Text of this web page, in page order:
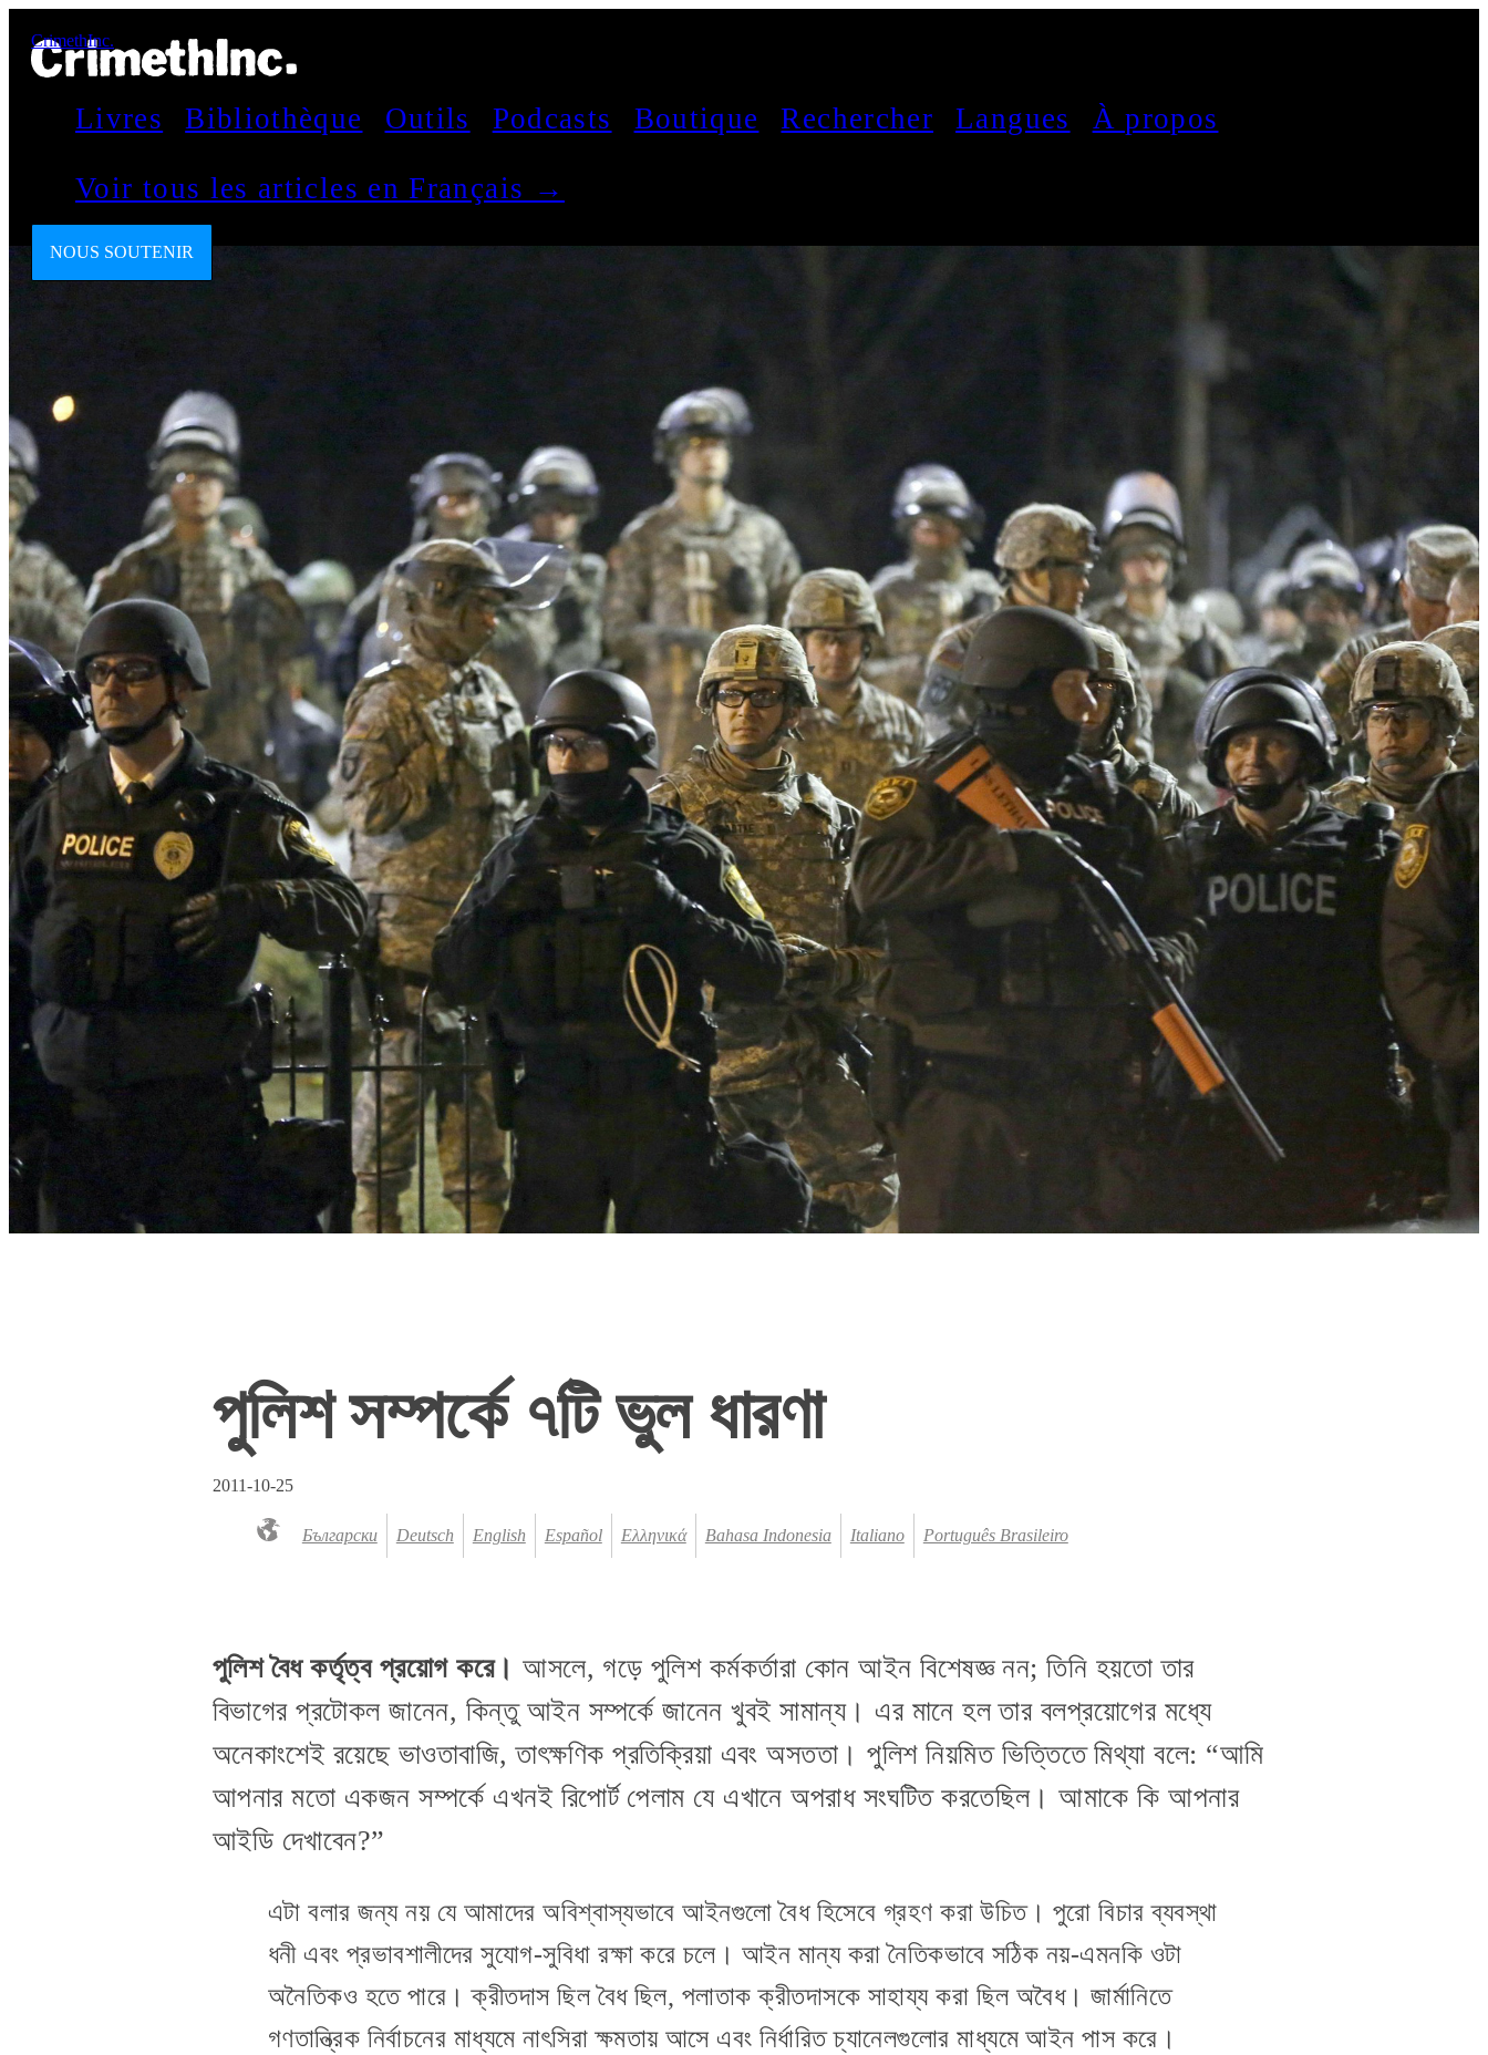
CrimethInc.
Livres Bibliothèque Outils Podcasts Boutique Rechercher Langues À propos
Voir tous les articles en Français →
NOUS SOUTENIR
পুলিশ সম্পর্কে ৭টি ভুল ধারণা
2011-10-25
Български Deutsch English Español Ελληνικά Bahasa Indonesia Italiano Português Brasileiro
পুলিশ বৈধ কর্তৃত্ব প্রয়োগ করে। আসলে, গড়ে পুলিশ কর্মকর্তারা কোন আইন বিশেষজ্ঞ নন; তিনি হয়তো তার
বিভাগের প্রটোকল জানেন, কিন্তু আইন সম্পর্কে জানেন খুবই সামান্য। এর মানে হল তার বলপ্রয়োগের মধ্যে
অনেকাংশেই রয়েছে ভাওতাবাজি, তাৎক্ষণিক প্রতিক্রিয়া এবং অসততা। পুলিশ নিয়মিত ভিত্তিতে মিথ্যা বলে: “আমি
আপনার মতো একজন সম্পর্কে এখনই রিপোর্ট পেলাম যে এখানে অপরাধ সংঘটিত করতেছিল। আমাকে কি আপনার
আইডি দেখাবেন?”
এটা বলার জন্য নয় যে আমাদের অবিশ্বাস্যভাবে আইনগুলো বৈধ হিসেবে গ্রহণ করা উচিত। পুরো বিচার ব্যবস্থা
ধনী এবং প্রভাবশালীদের সুযোগ-সুবিধা রক্ষা করে চলে। আইন মান্য করা নৈতিকভাবে সঠিক নয়-এমনকি ওটা
অনৈতিকও হতে পারে। ক্রীতদাস ছিল বৈধ ছিল, পলাতাক ক্রীতদাসকে সাহায্য করা ছিল অবৈধ। জার্মানিতে
গণতান্ত্রিক নির্বাচনের মাধ্যমে নাৎসিরা ক্ষমতায় আসে এবং নির্ধারিত চ্যানেলগুলোর মাধ্যমে আইন পাস করে।